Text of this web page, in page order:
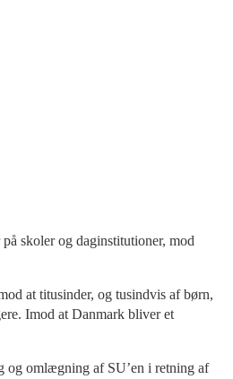
skoler og daginstitutioner, mod
at titusinder, og tusindvis af børn,
Imod at Danmark bliver et
og omlægning af SU’en i retning af